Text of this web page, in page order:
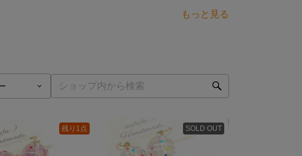
もっと見る
残り1点 SOLD OUT